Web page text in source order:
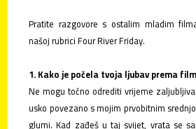
Pratite razgovore s ostalim mladim
našoj rubrici Four River Friday.
1. Kako je počela tvoja ljubav prema
Ne mogu točno odrediti vrijeme
usko povezano s mojim prvobitnim
glumi. Kad zađeš u taj svijet, vrata se